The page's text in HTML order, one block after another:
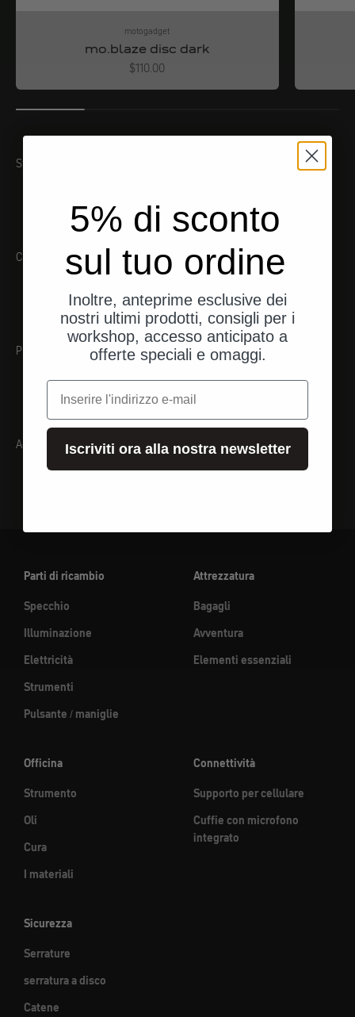
motogadget
mo.blaze disc dark
Angebot
$110.00
Strumenti adatti
Componenti elettronici compatibili
Pulsanti e maniglie compatibili
Accessori coordinati
Parti di ricambio
Specchio
Illuminazione
Elettricità
Strumenti
Pulsante / maniglie
Attrezzatura
Bagagli
Avventura
Elementi essenziali
Officina
Strumento
Oli
Cura
I materiali
Connettività
Supporto per cellulare
Cuffie con microfono
integrato
Sicurezza
Serrature
serratura a disco
Catene
5% di sconto
sul tuo ordine
Inoltre, anteprime esclusive dei
nostri ultimi prodotti, consigli per i
workshop, accesso anticipato a
offerte speciali e omaggi.
e-mail
Iscriviti ora alla nostra newsletter